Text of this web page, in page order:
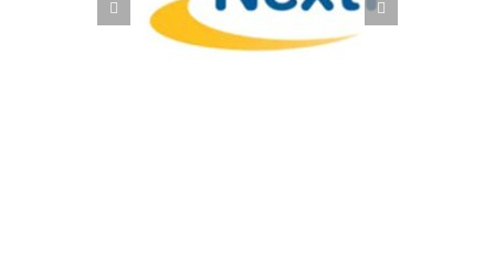
Supply Chain mit SAP EWM und
S/4HANA Fashion